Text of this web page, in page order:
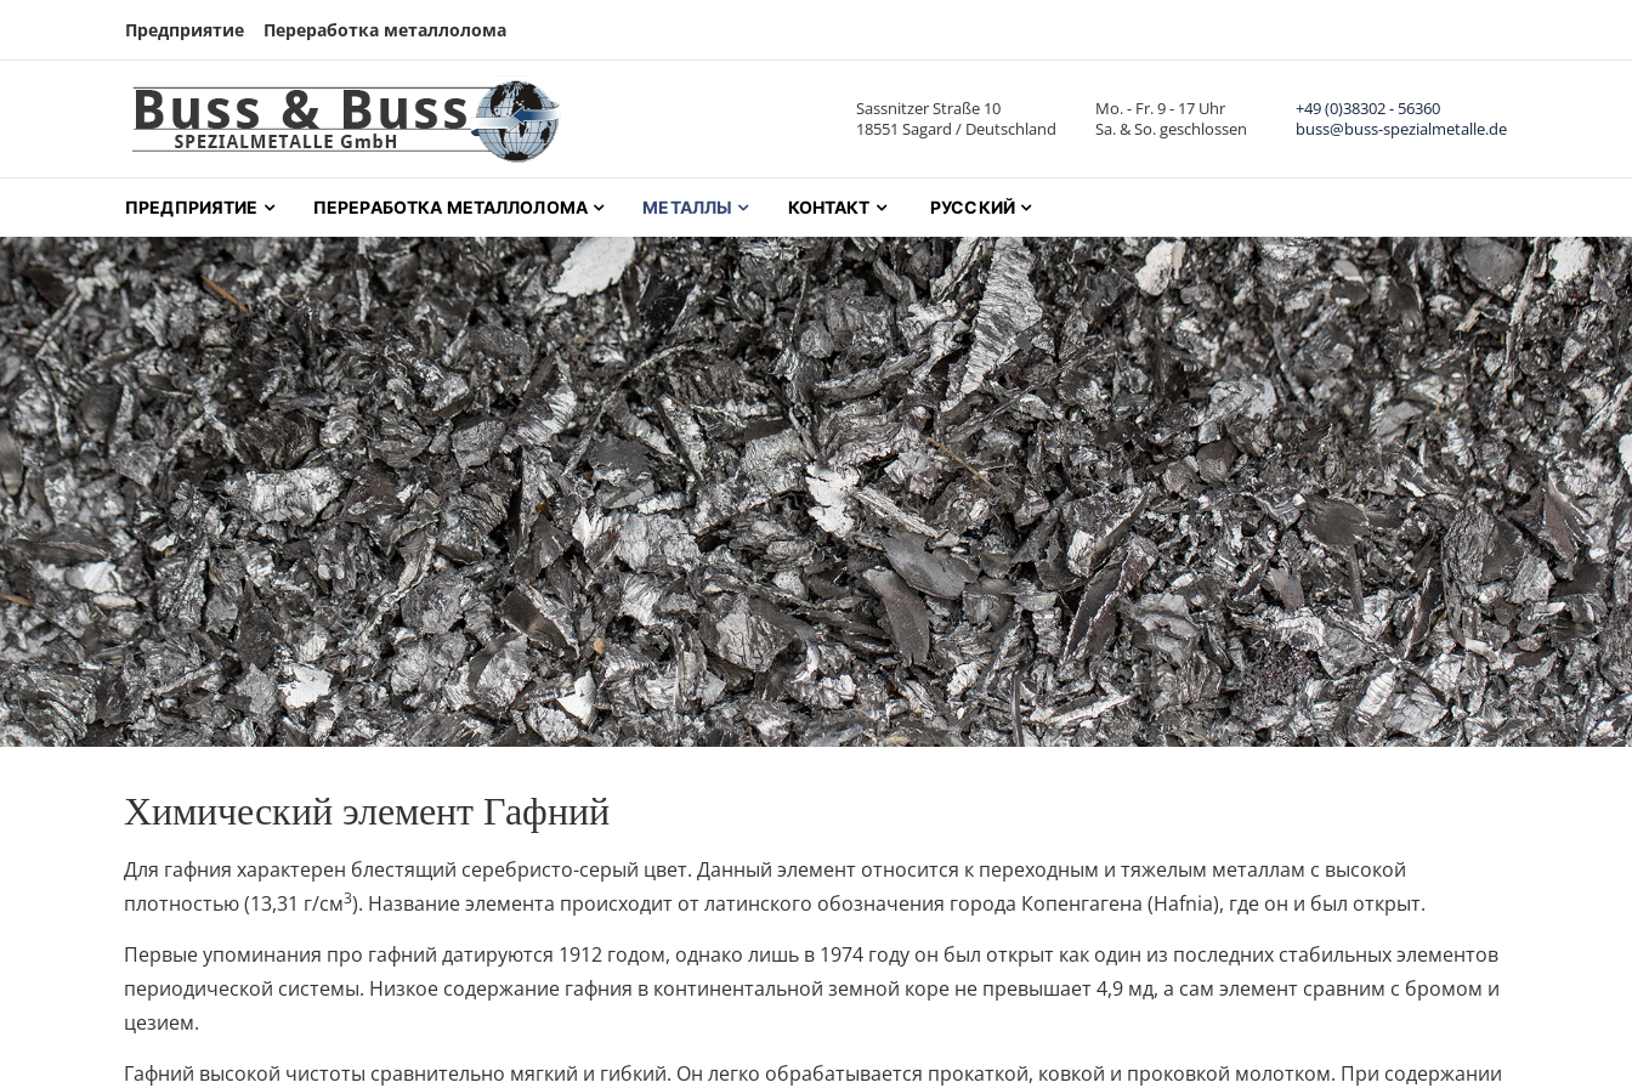
Предприятие Переработка металлолома
Buss & Buss Spezialmetalle GmbH
ПРЕДПРИЯТИЕ ПЕРЕРАБОТКА МЕТАЛЛОЛОМА МЕТАЛЛЫ КОНТАКТ РУССКИЙ
+49 (0)38302 - 56360
buss@buss-spezialmetalle.de
Mo. - Fr. 9 - 17 Uhr
Sa. & So. geschlossen
Sassnitzer Straße 10
18551 Sagard / Deutschland
Химический элемент Гафний
Для гафния характерен блестящий серебристо-серый цвет. Данный элемент относится к переходным и тяжелым металлам с высокой
плотностью (13,31 г/см3). Название элемента происходит от латинского обозначения города Копенгагена (Hafnia), где он и был открыт.
Первые упоминания про гафний датируются 1912 годом, однако лишь в 1974 году он был открыт как один из последних стабильных элементов
периодической системы. Низкое содержание гафния в континентальной земной коре не превышает 4,9 мд, а сам элемент сравним с бромом и
цезием.
Гафний высокой чистоты сравнительно мягкий и гибкий. Он легко обрабатывается прокаткой, ковкой и проковкой молотком. При содержании